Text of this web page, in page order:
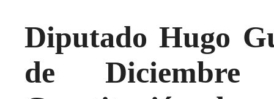
Diputado Hugo
de